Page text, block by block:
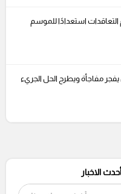
استعدادًا للموسم
مفاجأة ويطرح الحل الجريء
الاخبار